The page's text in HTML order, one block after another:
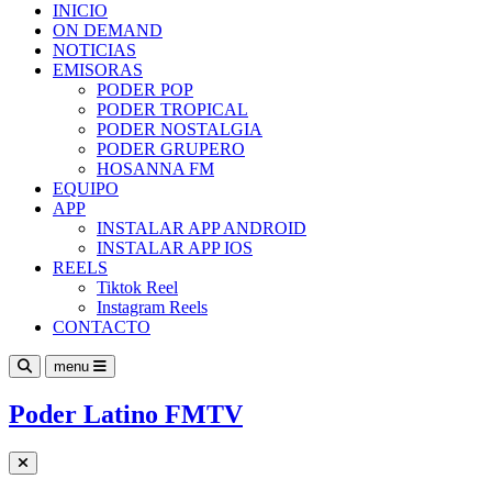
INICIO
ON DEMAND
NOTICIAS
EMISORAS
PODER POP
PODER TROPICAL
PODER NOSTALGIA
PODER GRUPERO
HOSANNA FM
EQUIPO
APP
INSTALAR APP ANDROID
INSTALAR APP IOS
REELS
Tiktok Reel
Instagram Reels
CONTACTO
menu
Poder Latino FMTV